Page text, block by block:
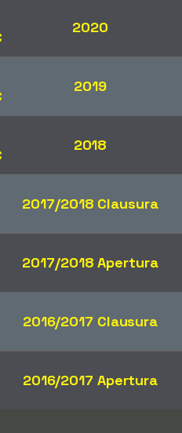
2020
2019
2018
2017/2018 Clausura
2017/2018 Apertura
2016/2017 Clausura
2016/2017 Apertura